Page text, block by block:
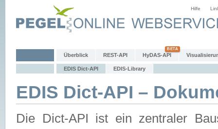
Hilfe
Überblick REST-API HyDAS-API
EDIS Dict-API EDIS-Library
EDIS Dict-API –
Die Dict-API ist ein zentraler